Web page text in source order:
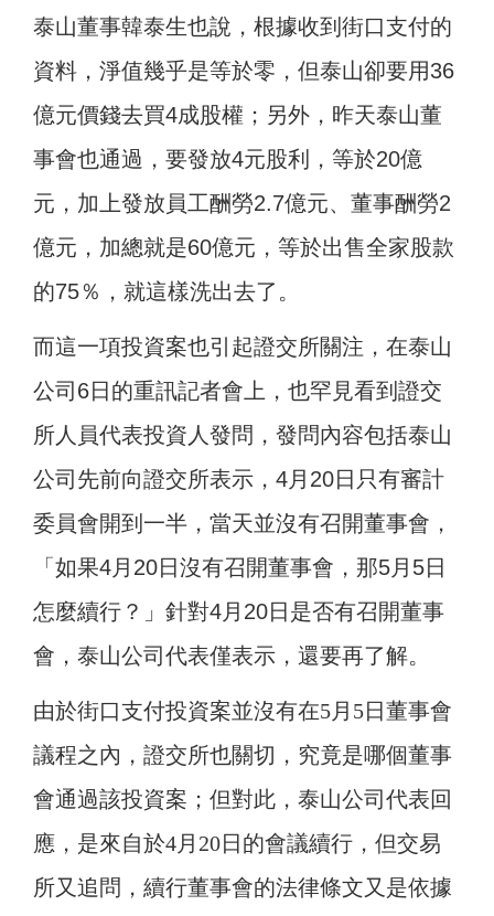
泰山董事韓泰生也說，根據收到街口支付的
資料，淨值幾乎是等於零，但泰山卻要用36
億元價錢去買4成股權；另外，昨天泰山董
事會也通過，要發放4元股利，等於20億
元，加上發放員工酬勞2.7億元、董事酬勞2
億元，加總就是60億元，等於出售全家股款
的75％，就這樣洗出去了。
而這一項投資案也引起證交所關注，在泰山
公司6日的重訊記者會上，也罕見看到證交
所人員代表投資人發問，發問內容包括泰山
公司先前向證交所表示，4月20日只有審計
委員會開到一半，當天並沒有召開董事會，
「如果4月20日沒有召開董事會，那5月5日
怎麼續行？」針對4月20日是否有召開董事
會，泰山公司代表僅表示，還要再了解。
由於街口支付投資案並沒有在5月5日董事會
議程之內，證交所也關切，究竟是哪個董事
會通過該投資案；但對此，泰山公司代表回
應，是來自於4月20日的會議續行，但交易
所又追問，續行董事會的法律條文又是依據